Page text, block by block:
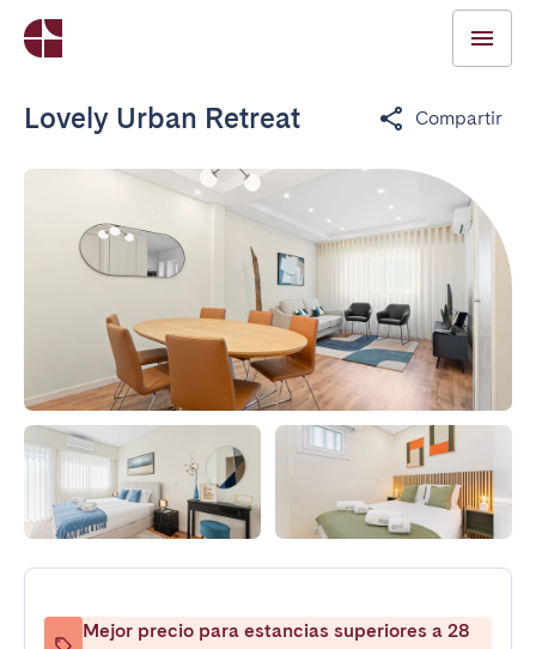
Lovely Urban Retreat Compartir
Mejor precio para estancias superiores a 28